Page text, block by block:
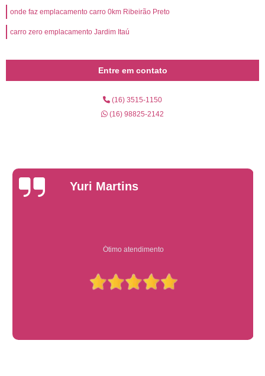
onde faz emplacamento carro 0km Ribeirão Preto
carro zero emplacamento Jardim Itaú
Entre em contato
(16) 3515-1150
(16) 98825-2142
Yuri Martins
Ótimo atendimento